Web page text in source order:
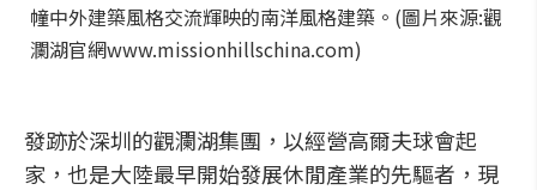
幢中外建築風格交流輝映的南洋風格建築。(圖片來源:觀
瀾湖官網www.missionhillschina.com)
發跡於深圳的觀瀾湖集團，以經營高爾夫球會起
家，也是大陸最早開始發展休閒產業的先驅者，現